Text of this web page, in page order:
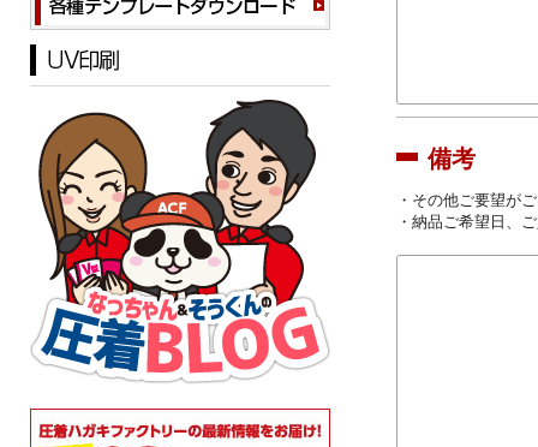
備考
・その他ご要望が
・納品ご希望日、